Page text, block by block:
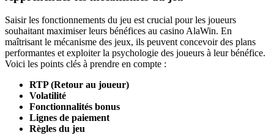
Saisir les fonctionnements du jeu est crucial pour les joueurs
souhaitant maximiser leurs bénéfices au casino AlaWin. En
maîtrisant le mécanisme des jeux, ils peuvent concevoir des plans
performantes et exploiter la psychologie des joueurs à leur bénéfice.
Voici les points clés à prendre en compte :
RTP (Retour au joueur)
Volatilité
Fonctionnalités bonus
Lignes de paiement
Règles du jeu